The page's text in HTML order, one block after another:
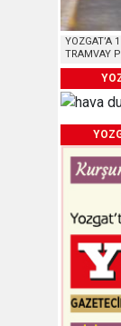
YOZGAT’A
TRAMVAY